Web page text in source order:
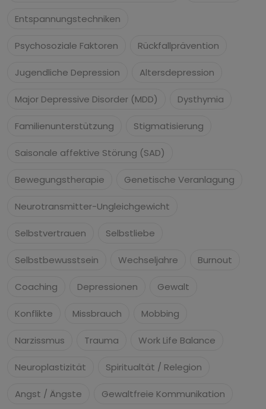
Entspannungstechniken
Psychosoziale Faktoren Rückfallprävention
Jugendliche Depression Altersdepression
Major Depressive Disorder (MDD) Dysthymia
Familienunterstützung Stigmatisierung
Saisonale affektive Störung (SAD)
Bewegungstherapie Genetische Veranlagung
Neurotransmitter-Ungleichgewicht
Selbstvertrauen Selbstliebe
Selbstbewusstsein Wechseljahre Burnout
Coaching Depressionen Gewalt
Konflikte Missbrauch Mobbing
Narzissmus Trauma Work Life Balance
Neuroplastizität Spiritualtät / Relegion
Angst / Ängste Gewaltfreie Kommunikation